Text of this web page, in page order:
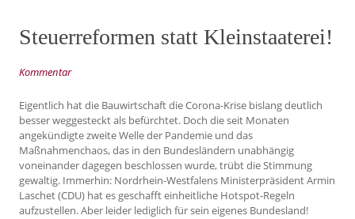
Steuerreformen statt Kleinstaaterei!
Kommentar
Eigentlich hat die Bauwirtschaft die Corona-Krise bislang deutlich
besser weggesteckt als befürchtet. Doch die seit Monaten
angekündigte zweite Welle der Pandemie und das
Maßnahmenchaos, das in den Bundesländern unabhängig
voneinander dagegen beschlossen wurde, trübt die Stimmung
gewaltig. Immerhin: Nordrhein-Westfalens Ministerpräsident Armin
Laschet (CDU) hat es geschafft einheitliche Hotspot-Regeln
aufzustellen. Aber leider lediglich für sein eigenes Bundesland!